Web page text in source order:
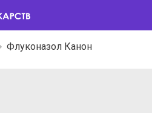
Флуконазол Канон